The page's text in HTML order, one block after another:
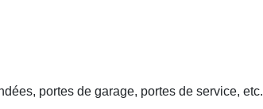
portes de garage, portes de service, etc.